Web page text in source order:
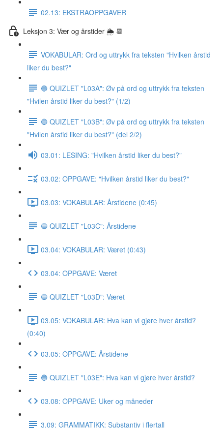
02.13: EKSTRAOPPGAVER
Leksjon 3: Vær og årstider 🌦 📆
VOKABULAR: Ord og uttrykk fra teksten "Hvilken årstid
liker du best?"
🔵 QUIZLET "L03A": Øv på ord og uttrykk fra teksten
"Hvilen årstid liker du best?" (1/2)
🔵 QUIZLET "L03B": Øv på ord og uttrykk fra teksten
"Hvilen årstid liker du best?" (del 2/2)
03.01: LESING: "Hvilken årstid liker du best?"
03.02: OPPGAVE: "Hvilken årstid liker du best?"
03.03: VOKABULAR: Årstidene (0:45)
🔵 QUIZLET "L03C": Årstidene
03.04: VOKABULAR: Været (0:43)
03.04: OPPGAVE: Været
🔵 QUIZLET "L03D": Været
03.05: VOKABULAR: Hva kan vi gjøre hver årstid?
(0:40)
03.05: OPPGAVE: Årstidene
🔵 QUIZLET "L03E": Hva kan vi gjøre hver årstid?
03.08: OPPGAVE: Uker og måneder
3.09: GRAMMATIKK: Substantiv i flertall